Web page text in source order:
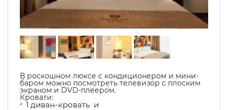
В роскошном люксе с кондиционером и мини-
баром можно посмотреть телевизор с плоским
экраном и DVD-плеером.
Кровати:
1 диван-кровать и